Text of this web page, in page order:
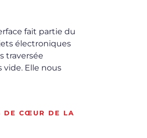
fait partie du
électroniques
traversée
vide. Elle nous
DE CŒUR DE LA